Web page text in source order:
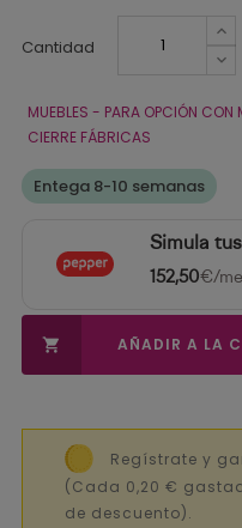
Cantidad
MUEBLES - PARA OPCIÓN
CIERRE FÁBRICAS
Entega 8-10 semanas
Simula
152,50€/
 AÑADIR A LA
Regístrate y
(Cada 0,20 €
de descuento).